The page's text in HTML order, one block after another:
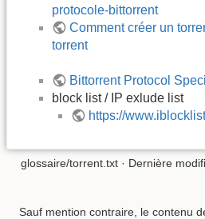
protocole-bittorrent
Comment créer un
torrent
Bittorrent Protocol
block list / IP exlude list
https://
glossaire/torrent.txt · Dernière
Sauf mention contraire, le contenu